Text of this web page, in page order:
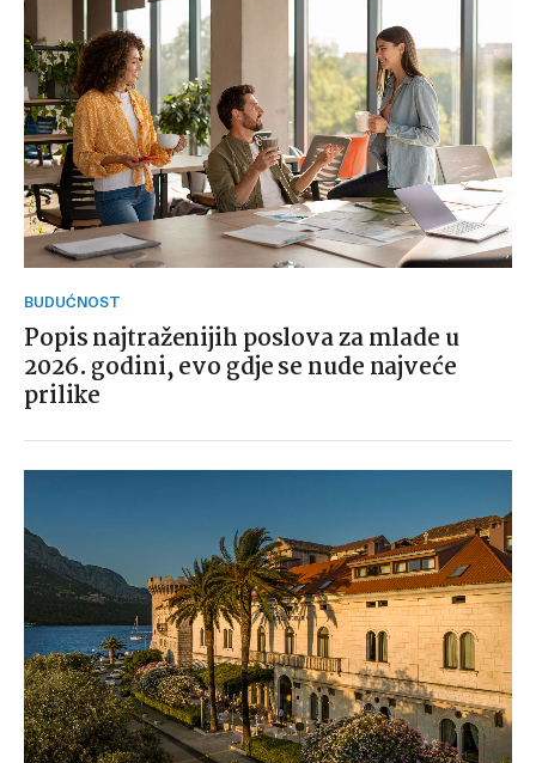
BUDUĆNOST
Popis najtraženijih poslova za mlade u
2026. godini, evo gdje se nude najveće
prilike